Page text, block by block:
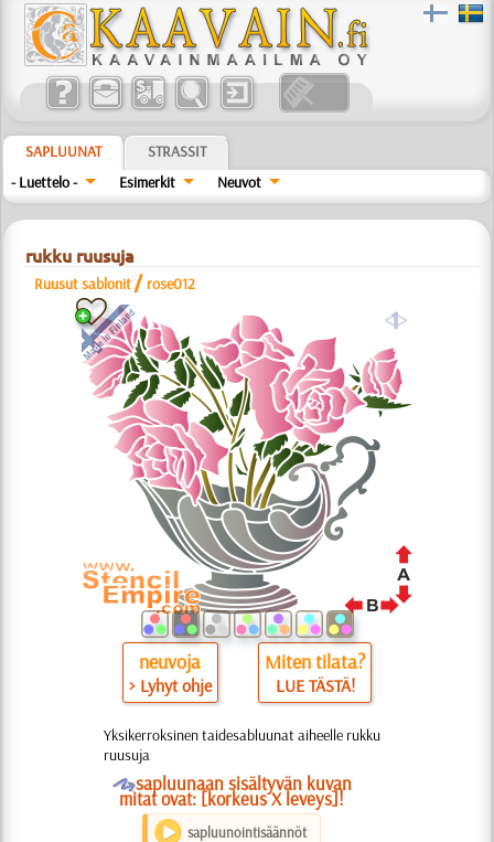
SAPLUUNAT
STRASSIT
- Luettelo -
Esimerkit Neuvot
rukku ruusuja
Ruusut sablonit / rose012
a
neuvoja
> Lyhyt ohje
Miten tilata?
LUE TÄSTÄ!
Yksikerroksinen taidesabluunat aiheelle rukku
ruusuja
Osapluunaan sisältyvän kuvan
mitat ovat: [korkeus X leveys]!
sapluunointisäännöt